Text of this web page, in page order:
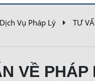
Dịch Vụ Pháp Lý
TƯ
VỀ PHÁP